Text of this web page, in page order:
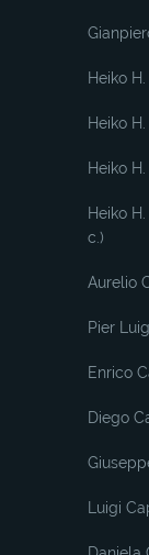
Heiko
Heiko
Heiko
Heiko
c.)
Aurelio
Pier
Enrico
Diego
Luigi